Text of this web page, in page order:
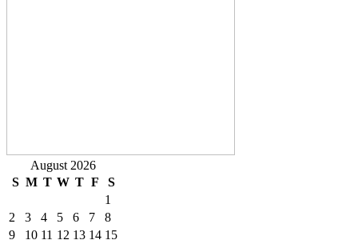
August 2026
S M T W T F
S
1
2
3 4 5 6 7
8
9
10 11 12 13 14 15